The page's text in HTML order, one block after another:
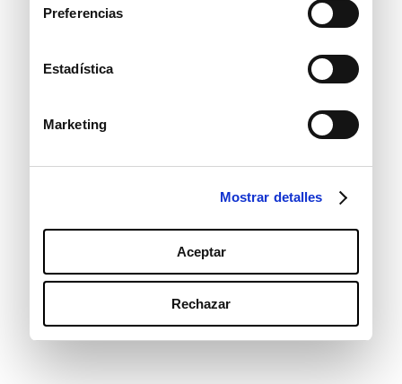
Preferencias
Estadística
Marketing
Mostrar detalles
Aceptar
Rechazar